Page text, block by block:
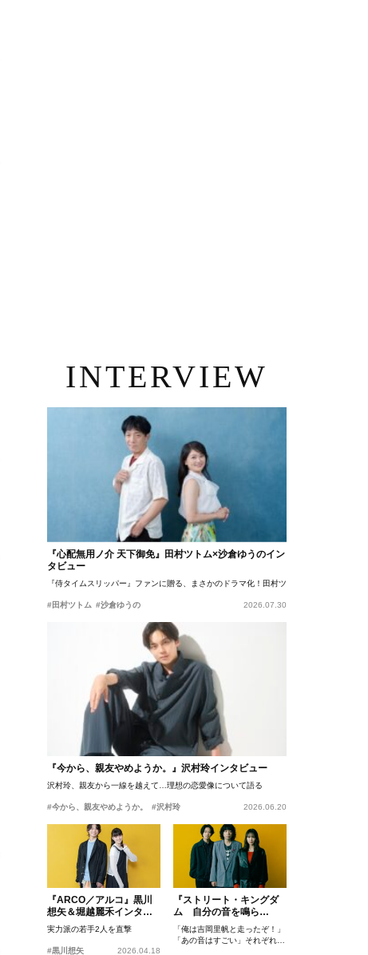
INTERVIEW
『心配無用ノ介 天下御免』田村ツトム×沙倉ゆうのイン
タビュー
『侍タイムスリッパー』ファンに贈る、まさかのドラマ化！田村ツトム×沙倉ゆうのが語
#田村ツトム #沙倉ゆうの 2026.07.30
『今から、親友やめようか。』沢村玲インタビュー
沢村玲、親友から一線を越えて…理想の恋愛像について語る
#今から、親友やめようか。 #沢村玲 2026.06.20
『ARCO／アルコ』黒川
想矢＆堀越麗禾インタビ
ュー
実力派の若手2人を直撃
#黒川想矢 2026.04.18
『ストリート・キングダ
ム 自分の音を鳴ら
せ。』峯田和伸、若葉竜
也、吉岡里帆インタビュ
ー
「俺は吉岡里帆と走ったぞ！」
「あの音はすごい」それぞれの